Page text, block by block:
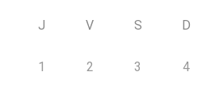
J V S D
1 2 3 4